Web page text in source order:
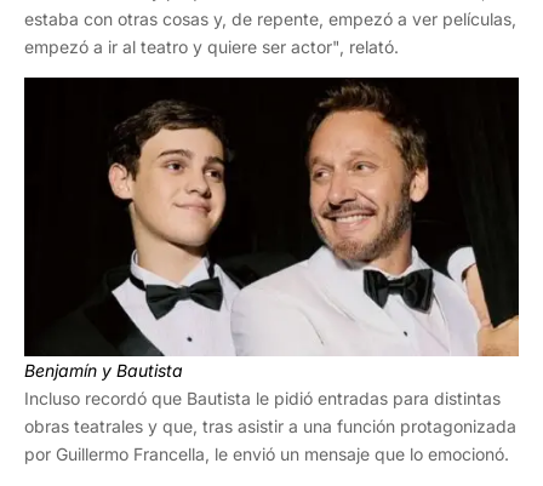
estaba con otras cosas y, de repente, empezó a ver películas,
empezó a ir al teatro y quiere ser actor", relató.
Benjamín y Bautista
Incluso recordó que Bautista le pidió entradas para distintas
obras teatrales y que, tras asistir a una función protagonizada
por Guillermo Francella, le envió un mensaje que lo emocionó.